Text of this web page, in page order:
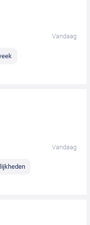
Vandaag
Vandaag